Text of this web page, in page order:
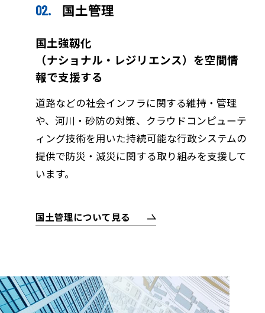
国土管理
国土強靱化
（ナショナル・レジリエンス）を空間情
報で支援する
道路などの社会インフラに関する維持・管理
や、河川・砂防の対策、クラウドコンピューテ
ィング技術を用いた持続可能な行政システムの
提供で防災・減災に関する取り組みを支援して
います。
国土管理について見る